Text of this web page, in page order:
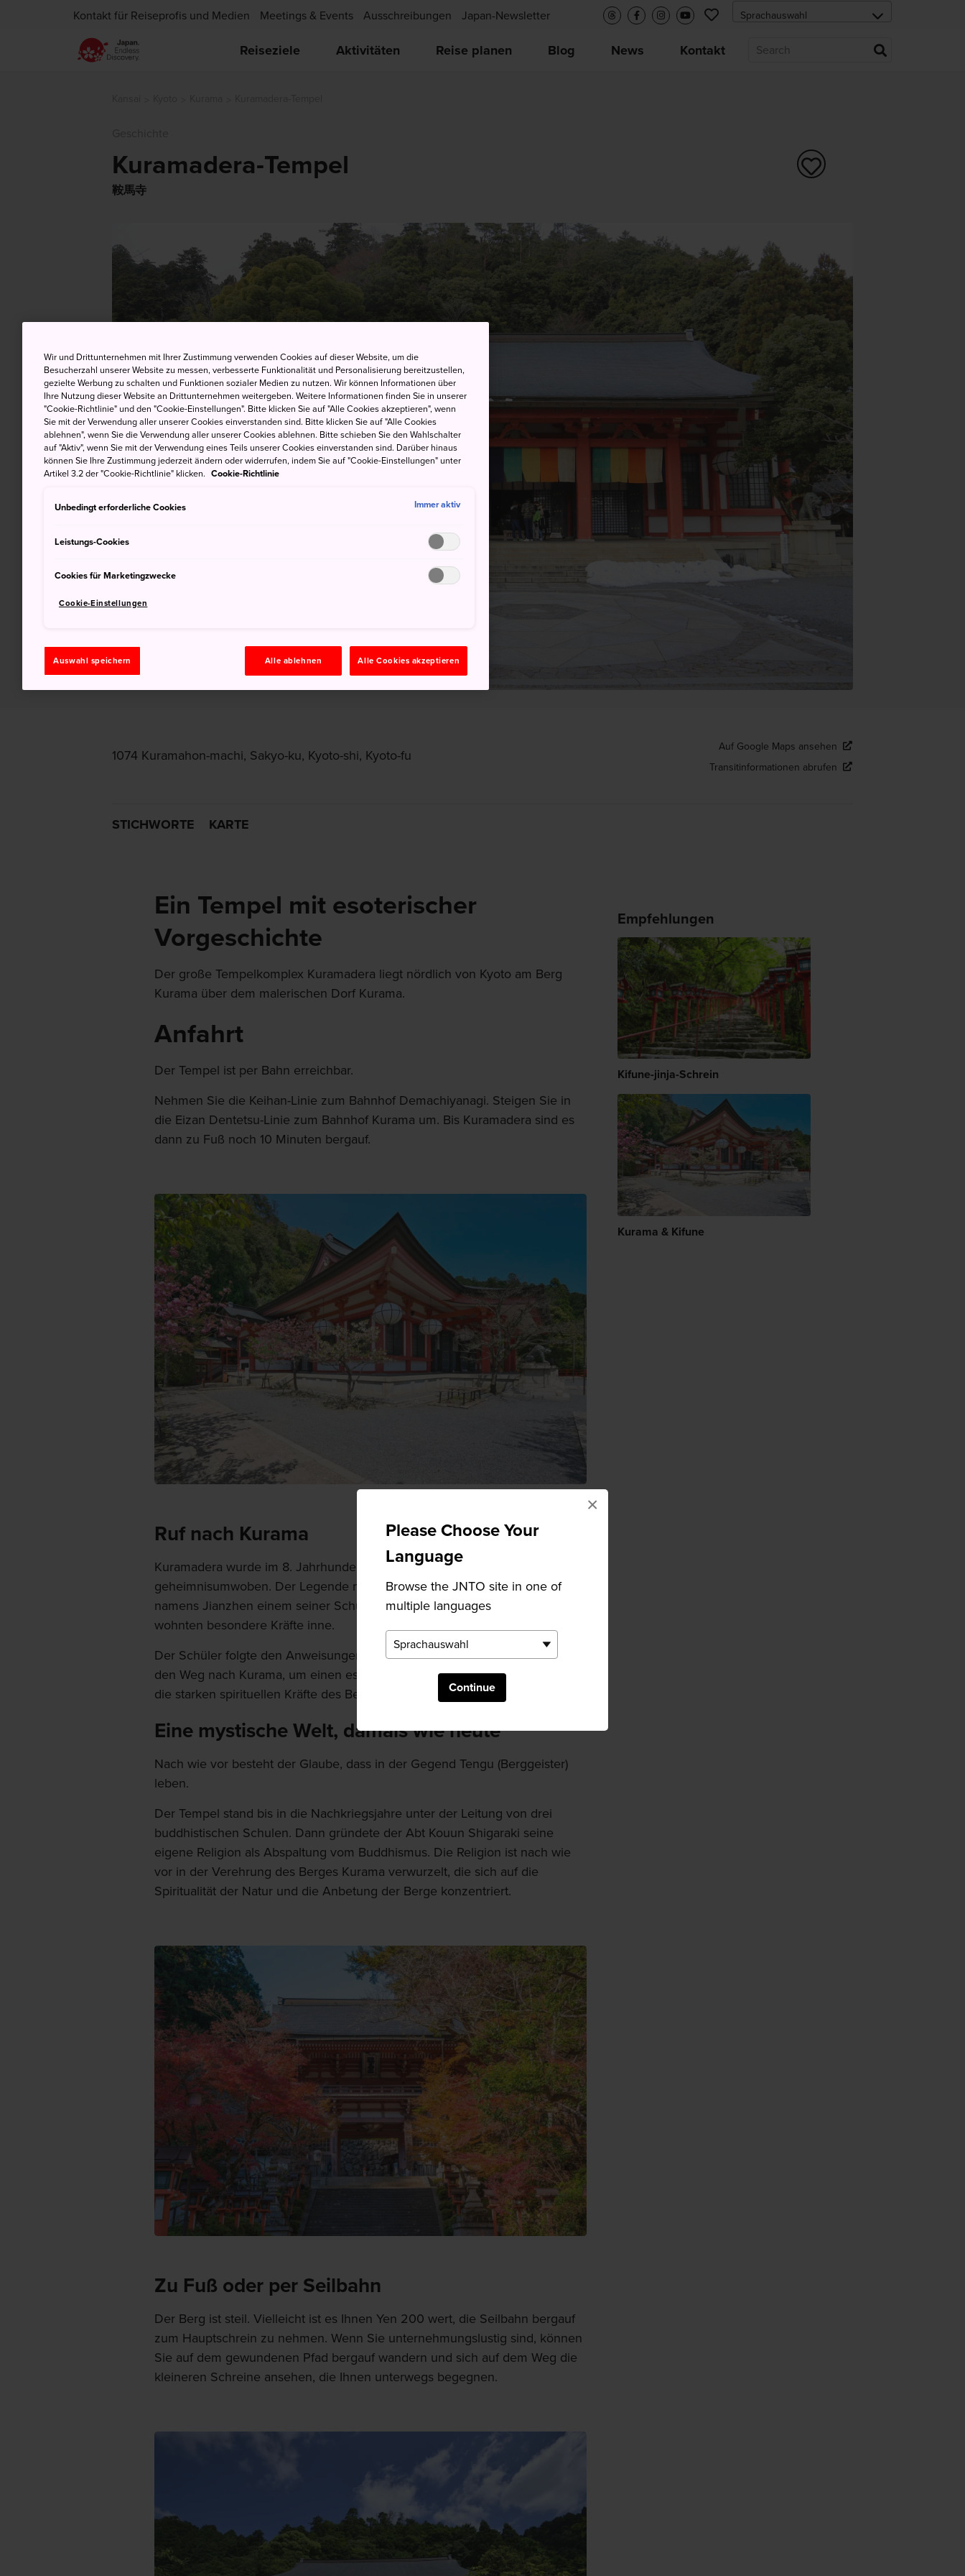
Please Choose Your
Language
Browse the JNTO site in one of
multiple languages
Continue
×
Kontakt für Reiseprofis und Medien Meetings & Events Ausschreibungen Japan-Newsletter
Reiseziele Aktivitäten Reise planen Blog News Kontakt
Kuramadera-Tempel
鞍馬寺
1074 Kuramahon-machi, Sakyo-ku, Kyoto-shi, Kyoto-fu
Auf Google Maps ansehen
Transitinformationen abrufen
STICHWORTE KARTE
Ein Tempel mit esoterischer
Vorgeschichte
Der große Tempelkomplex Kuramadera liegt nördlich von Kyoto am Berg
Kurama über dem malerischen Dorf Kurama.
Anfahrt
Der Tempel ist per Bahn erreichbar.
Nehmen Sie die Keihan-Linie zum Bahnhof Demachiyanagi. Steigen Sie in
die Eizan Dentetsu-Linie zum Bahnhof Kurama um. Bis Kuramadera sind es
dann zu Fuß noch 10 Minuten bergauf.
Ruf nach Kurama
Kuramadera wurde im 8. Jahrhundert gegründet. Seine Anfänge jedoch sind
geheimnisumwoben. Der Legende nach teilte ein chinesischer Mönch
namens Jianzhen einem seiner Schüler im Traum mit, dem Berg Kurama
wohnten besondere Kräfte inne.
Der Schüler folgte den Anweisungen seines Lehrers und machte sich auf
den Weg nach Kurama, um einen esoterischen Tempel zu errichten, in dem
die starken spirituellen Kräfte des Berges wirkten.
Eine mystische Welt, damals wie heute
Nach wie vor besteht der Glaube, dass in der Gegend Tengu (Berggeister)
leben.
Der Tempel stand bis in die Nachkriegsjahre unter der Leitung von drei
buddhistischen Schulen. Dann gründete der Abt Kouun Shigaraki seine
eigene Religion als Abspaltung vom Buddhismus. Die Religion ist nach wie
vor in der Verehrung des Berges Kurama verwurzelt, die sich auf die
Spiritualität der Natur und die Anbetung der Berge konzentriert.
Zu Fuß oder per Seilbahn
Der Berg ist steil. Vielleicht ist es Ihnen Yen 200 wert, die Seilbahn bergauf
zum Hauptschrein zu nehmen. Wenn Sie unternehmungslustig sind, können
Sie auf dem gewundenen Pfad bergauf wandern und sich auf dem Weg die
kleineren Schreine ansehen, die Ihnen unterwegs begegnen.
Empfehlungen
Kifune-jinja-Schrein
Kurama & Kifune
Wir und Drittunternehmen mit Ihrer Zustimmung verwenden Cookies auf dieser Website, um die
Besucherzahl unserer Website zu messen, verbesserte Funktionalität und Personalisierung bereitzustellen,
gezielte Werbung zu schalten und Funktionen sozialer Medien zu nutzen. Wir können Informationen über
Ihre Nutzung dieser Website an Drittunternehmen weitergeben. Weitere Informationen finden Sie in unserer
"Cookie-Richtlinie" und den "Cookie-Einstellungen". Bitte klicken Sie auf "Alle Cookies akzeptieren", wenn
Sie mit der Verwendung aller unserer Cookies einverstanden sind. Bitte klicken Sie auf "Alle Cookies
ablehnen", wenn Sie die Verwendung aller unserer Cookies ablehnen. Bitte schieben Sie den Wahlschalter
auf "Aktiv", wenn Sie mit der Verwendung eines Teils unserer Cookies einverstanden sind. Darüber hinaus
können Sie Ihre Zustimmung jederzeit ändern oder widerrufen, indem Sie auf "Cookie-Einstellungen" unter
Artikel 3.2 der "Cookie-Richtlinie" klicken. Cookie-Richtlinie
Unbedingt erforderliche Cookies Immer aktiv
Leistungs-Cookies
Cookies für Marketingzwecke
Cookie-Einstellungen
Auswahl speichern Alle ablehnen Alle Cookies akzeptieren